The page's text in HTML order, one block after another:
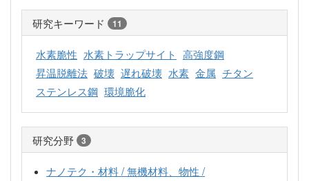
研究キーワード 11
水素脆性 水素トラップサイト 高強度鋼
昇温脱離法 破壊 遅れ破壊 水素 金属 チタン
ステンレス鋼 環境脆化
研究分野 3
ナノテク・材料 / 無機材料、物性 /